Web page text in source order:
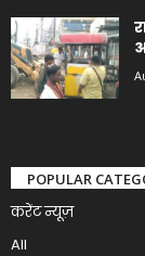
POPULAR
करेंट न्यूज़
All